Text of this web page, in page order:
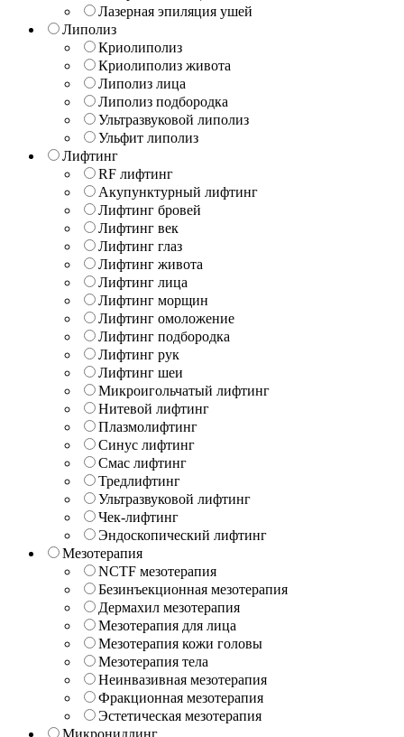
Лазерная эпиляция ушей
Липолиз
Криолиполиз
Криолиполиз живота
Липолиз лица
Липолиз подбородка
Ультразвуковой липолиз
Ульфит липолиз
Лифтинг
RF лифтинг
Акупунктурный лифтинг
Лифтинг бровей
Лифтинг век
Лифтинг глаз
Лифтинг живота
Лифтинг лица
Лифтинг морщин
Лифтинг омоложение
Лифтинг подбородка
Лифтинг рук
Лифтинг шеи
Микроигольчатый лифтинг
Нитевой лифтинг
Плазмолифтинг
Синус лифтинг
Смас лифтинг
Тредлифтинг
Ультразвуковой лифтинг
Чек-лифтинг
Эндоскопический лифтинг
Мезотерапия
NCTF мезотерапия
Безинъекционная мезотерапия
Дермахил мезотерапия
Мезотерапия для лица
Мезотерапия кожи головы
Мезотерапия тела
Неинвазивная мезотерапия
Фракционная мезотерапия
Эстетическая мезотерапия
Микронидлинг